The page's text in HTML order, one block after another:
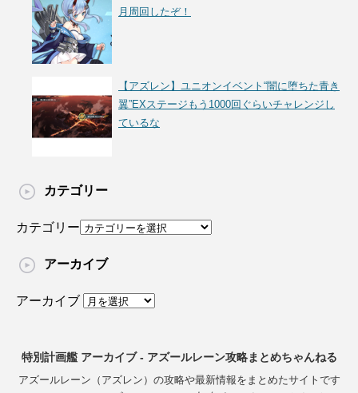
月周回したぞ！
【アズレン】ユニオンイベント“闇に堕ちた青き
翼”EXステージもう1000回ぐらいチャレンジし
ているな
カテゴリー
カテゴリー
アーカイブ
アーカイブ
特別計画艦 アーカイブ - アズールレーン攻略まとめちゃんねる
アズールレーン（アズレン）の攻略や最新情報をまとめたサイトです